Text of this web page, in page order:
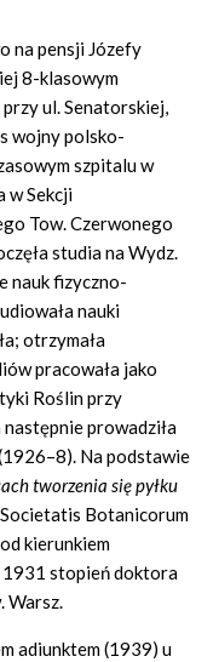
na pensji Józefy
8-klasowym
ul. Senatorskiej,
wojny polsko-
szpitalu w
w Sekcji
Tow. Czerwonego
studia na Wydz.
nauk fizyczno-
nauki
otrzymała
pracowała jako
Roślin przy
prowadziła
Na podstawie
tworzenia się pyłku
Societatis Botanicorum
kierunkiem
1931 stopień doktora
Warsz.
adiunktem (1939) u